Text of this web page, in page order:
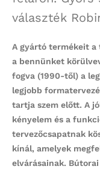
A gyártó termékeit a
a bennünket
fogva (1990-től) a
legjobb
tartja szem előtt. A
kényelem és a
tervezőcsapatnak
kínál, amelyek
elvárásainak.